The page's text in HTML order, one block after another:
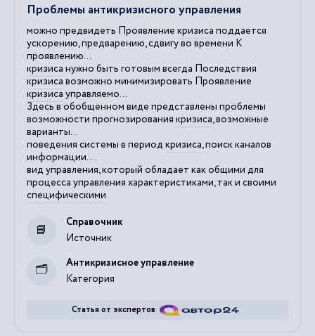
Проблемы антикризисного управления
можно предвидеть Проявление кризиса поддается
ускорению, предварению, сдвигу во времени К
проявлению...
кризиса нужно быть готовым всегда Последствия
кризисавозможно минимизировать Проявление
кризисауправляемо...
Здесь в обобщенном виде представлены проблемы
возможности прогнозирования кризиса, возможные
варианты...
поведения системы в период кризиса, поиск каналов
информации....
вид управления, который обладает как общими для
процесса управления характеристиками, так и своими
специфическими
Источник
Справочник
Категория
Антикризисное управление
Статья от экспертов